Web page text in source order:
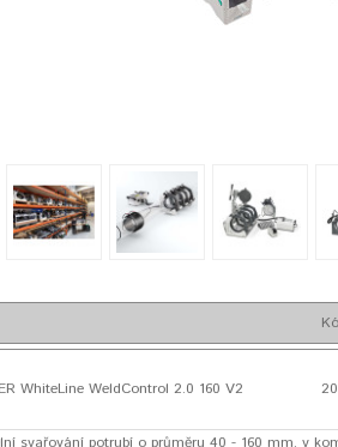
WhiteLine WeldControl 2.0 160 V2
svařování potrubí o průměru 40 - 160 mm, v